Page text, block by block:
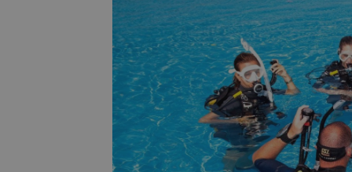
__gpi
OAID
_ga_MP6BJ9ENMQ
Nombre
test_cookie
IDE
iutk
__Secure-
ROLLOUT_TOKEN
ttwid